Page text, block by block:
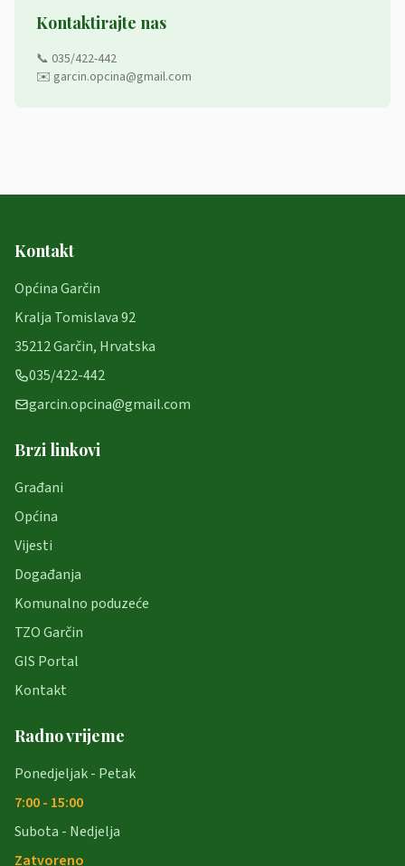
Kontaktirajte nas
📞 035/422-442
✉️ garcin.opcina@gmail.com
Kontakt
Općina Garčin
Kralja Tomislava 92
35212 Garčin, Hrvatska
035/422-442
garcin.opcina@gmail.com
Brzi linkovi
Građani
Općina
Vijesti
Događanja
Komunalno poduzeće
TZO Garčin
GIS Portal
Kontakt
Radno vrijeme
Ponedjeljak - Petak
7:00 - 15:00
Subota - Nedjelja
Zatvoreno